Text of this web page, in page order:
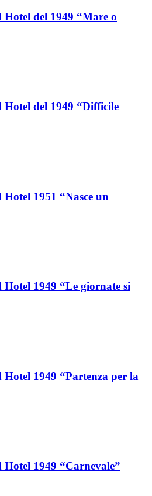
del 1949 “Mare o
del 1949 “Difficile
1951 “Nasce un
1949 “Le giornate si
1949 “Partenza per la
1949 “Carnevale”